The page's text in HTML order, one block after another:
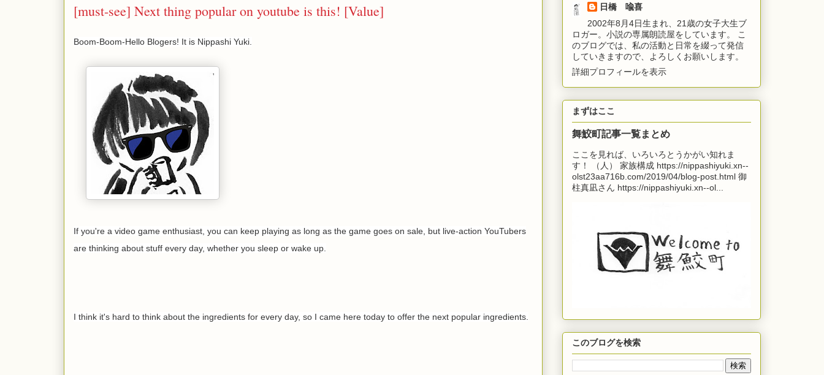
[must-see] Next thing popular on youtube is this! [Value]
Boom-Boom-Hello Blogers! It is Nippashi Yuki.
If you're a video game enthusiast, you can keep playing as long as the game goes on sale, but live-action YouTubers
are thinking about stuff every day, whether you sleep or wake up.
I think it's hard to think about the ingredients for every day, so I came here today to offer the next popular ingredients.
日橋 喩喜
2002年8月4日生まれ、21歳の女子大生ブ
ロガー。小説の専属朗読屋をしています。 こ
のブログでは、私の活動と日常を綴って発信
していきますので、よろしくお願いします。
詳細プロフィールを表示
まずはここ
舞鮫町記事一覧まとめ
ここを見れば、いろいろとうかがい知れま
す！ （人） 家族構成 https://nippashiyuki.xn--
olst23aa716b.com/2019/04/blog-post.html 御
柱真凪さん https://nippashiyuki.xn--ol...
このブログを検索